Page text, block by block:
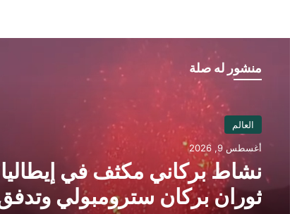
منشور له صلة
العالم
أغسطس 9, 2026
نشاط بركاني مكثف في
ثوران بركان سترومبولي